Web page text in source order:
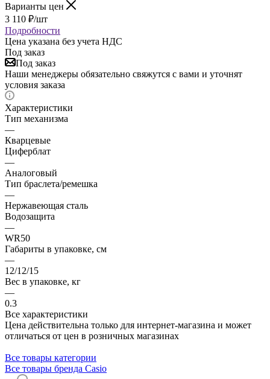
Варианты цен
3 110 ₽/шт
Подробности
Цена указана без учета НДС
Под заказ
Под заказ
Наши менеджеры обязательно свяжутся с вами и уточнят
условия заказа
Характеристики
Тип механизма
—
Кварцевые
Циферблат
—
Аналоговый
Тип браслета/ремешка
—
Нержавеющая сталь
Водозащита
—
WR50
Габариты в упаковке, см
—
12/12/15
Вес в упаковке, кг
—
0.3
Все характеристики
Цена действительна только для интернет-магазина и может
отличаться от цен в розничных магазинах
Все товары категории
Все товары бренда Casio